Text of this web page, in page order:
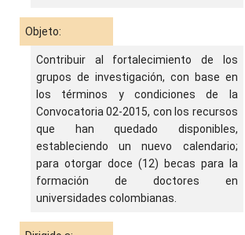
Objeto:
Contribuir al fortalecimiento de los
grupos de investigación, con base en
los términos y condiciones de la
Convocatoria 02-2015, con los recursos
que han quedado disponibles,
estableciendo un nuevo calendario;
para otorgar doce (12) becas para la
formación de doctores en
universidades colombianas.